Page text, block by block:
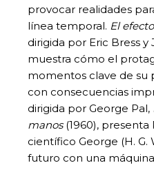
provocar realidades
línea temporal. El
dirigida por Eric Bress y
muestra cómo el
momentos clave de su
con consecuencias
dirigida por George Pal,
manos(1960),
científico George (H. G.
futuro con una